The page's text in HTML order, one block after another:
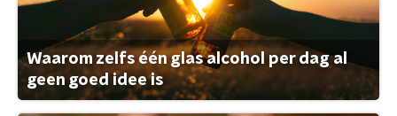
Waarom zelfs één glas alcohol per dag al
geen goed idee is